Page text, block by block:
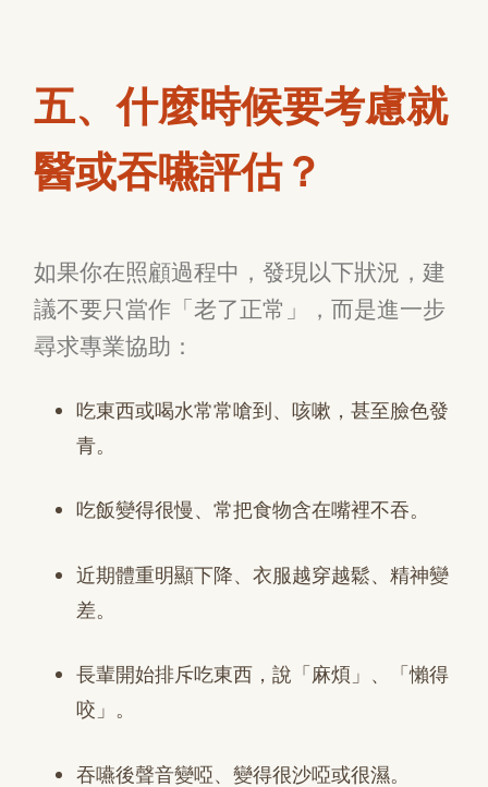
五、什麼時候要考慮就
醫或吞嚥評估？
如果你在照顧過程中，發現以下狀況，建
議不要只當作「老了正常」，而是進一步
尋求專業協助：
吃東西或喝水常常嗆到、咳嗽，甚至臉色發
青。
吃飯變得很慢、常把食物含在嘴裡不吞。
近期體重明顯下降、衣服越穿越鬆、精神變
差。
長輩開始排斥吃東西，說「麻煩」、「懶得
咬」。
吞嚥後聲音變啞、變得很沙啞或很濕。